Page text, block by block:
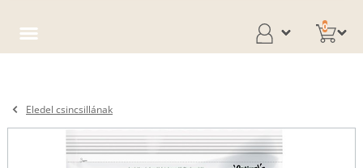
0
Eledel csincsillának